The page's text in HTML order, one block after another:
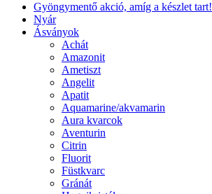
Gyöngymentő akció, amíg a készlet tart!
Nyár
Ásványok
Achát
Amazonit
Ametiszt
Angelit
Apatit
Aquamarine/akvamarin
Aura kvarcok
Aventurin
Citrin
Fluorit
Füstkvarc
Gránát